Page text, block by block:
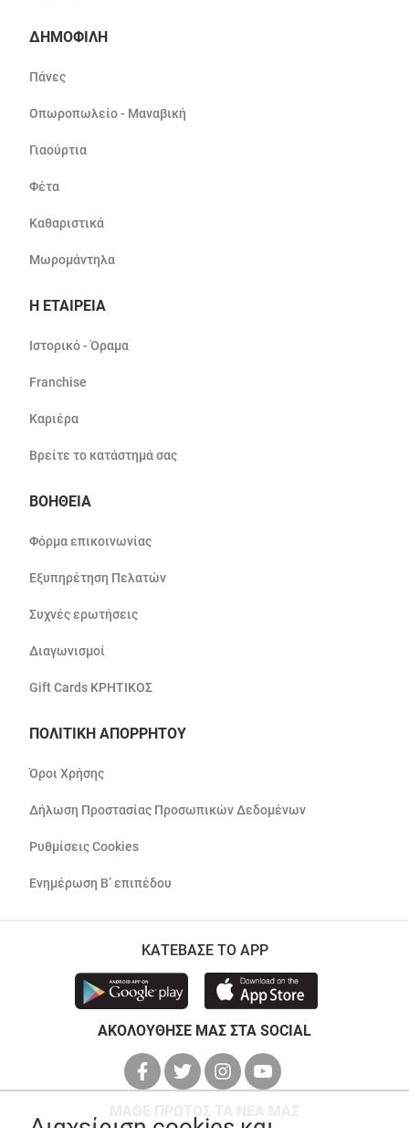
ΔΗΜΟΦΙΛΗ
Πάνες
Οπωροπωλείο - Μαναβική
Γιαούρτια
Φέτα
Καθαριστικά
Μωρομάντηλα
Η ΕΤΑΙΡΕΙΑ
Ιστορικό - Όραμα
Franchise
Καριέρα
Βρείτε το κατάστημά σας
ΒΟΗΘΕΙΑ
Φόρμα επικοινωνίας
Εξυπηρέτηση Πελατών
Συχνές ερωτήσεις
Διαγωνισμοί
Gift Cards ΚΡΗΤΙΚΟΣ
ΠΟΛΙΤΙΚΗ ΑΠΟΡΡΗΤΟΥ
Όροι Χρήσης
Δήλωση Προστασίας Προσωπικών Δεδομένων
Ρυθμίσεις Cookies
Ενημέρωση Β’ επιπέδου
ΚΑΤΕΒΑΣΕ ΤΟ APP
ΑΚΟΛΟΥΘΗΣΕ ΜΑΣ ΣΤΑ SOCIAL